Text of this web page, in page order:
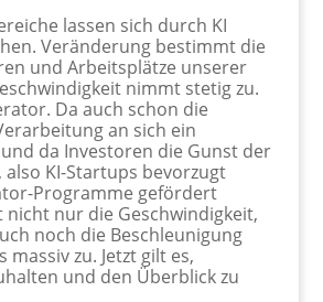
lassen sich durch KI
Veränderung bestimmt die
und Arbeitsplätze unserer
nimmt stetig zu.
Da auch schon die
an sich ein
da Investoren die Gunst der
also KI-Startups bevorzugt
Programme gefördert
nur die Geschwindigkeit,
noch die Beschleunigung
zu. Jetzt gilt es,
und den Überblick zu